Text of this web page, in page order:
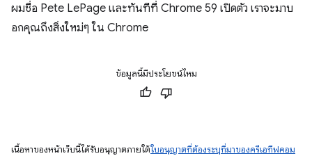
ผมชื่อ Pete LePage และทันทีที่ Chrome 59 เปิดตัว เราจะมาบ
อกคุณถึงสิ่งใหม่ๆ ใน Chrome
ข้อมูลนี้มีประโยชน์ไหม
เนื้อหาของหน้าเว็บนี้ได้รับอนุญาตภายใต้ใบอนุญาตที่ต้องระบุที่มาของครีเอทีฟคอม